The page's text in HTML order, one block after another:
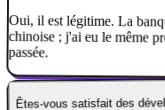
Oui, il est légitime. La
chinoise ; j'ai eu le
passée.
Êtes-vous satisfait des